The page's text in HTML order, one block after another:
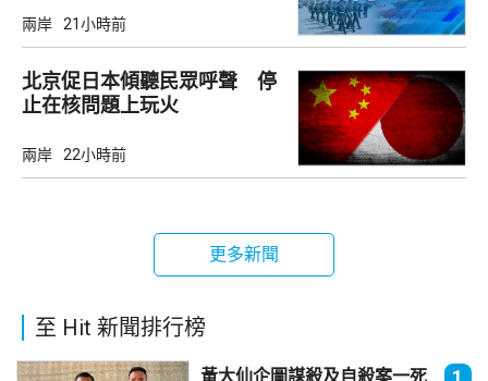
兩岸 21小時前
北京促日本傾聽民眾呼聲 停
止在核問題上玩火
兩岸 22小時前
更多新聞
至 Hit 新聞排行榜
黃大仙企圖謀殺及自殺案一死